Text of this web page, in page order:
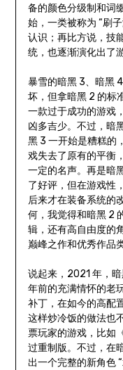
备的颜色分级制和词
始，一类被称为 “刷
认识；再比方说，技
统，也逐渐演化出了
暴雪的暗黑 3、暗黑
坏，但拿暗黑 2 的标
一款过于成功的游戏
凶多吉少。不过，暗
黑 3 一开始是糟糕的
戏失去了原有的平衡
一定的名声。再是暗
了好评，但在游戏性
后来才在装备系统的
何，我觉得和暗黑 2
辑，还有高自由度的
巅峰之作和优秀作品
说起来，2021 年，
年前的充满情怀的老
补丁，在如今的高配
这样炒冷饭的做法也
票玩家的游戏，比如
过重制版。不过，在
出一个完整的新角色